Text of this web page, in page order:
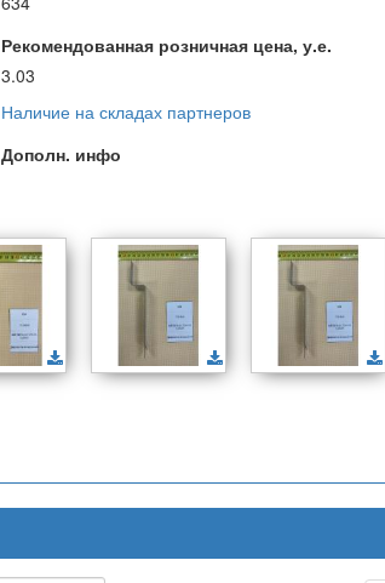
Рекомендованная розничная цена, у.е.
3.03
Наличие на складах партнеров
Дополн. инфо